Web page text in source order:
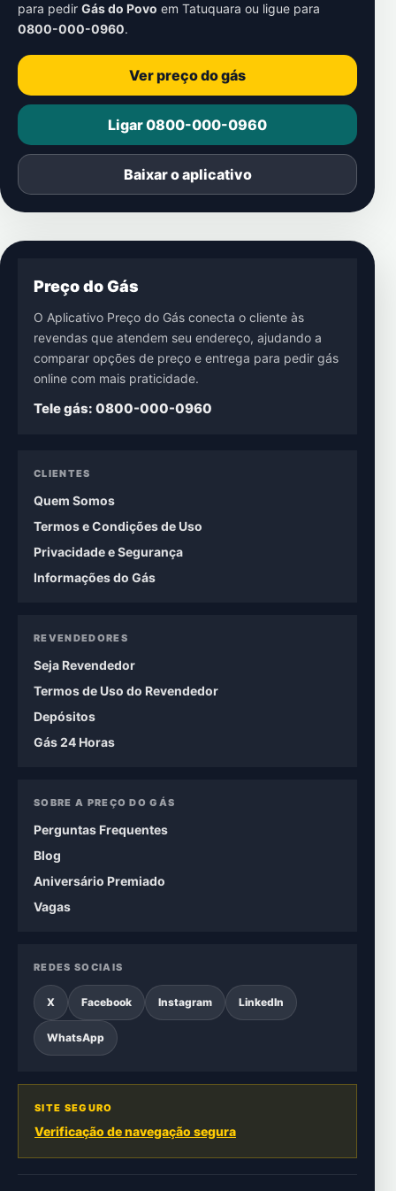
para pedir Gás do Povo em Tatuquara ou ligue para
0800-000-0960.
Ver preço do gás
Ligar 0800-000-0960
Baixar o aplicativo
Preço do Gás
O Aplicativo Preço do Gás conecta o cliente às
revendas que atendem seu endereço, ajudando a
comparar opções de preço e entrega para pedir gás
online com mais praticidade.
Tele gás: 0800-000-0960
CLIENTES
Quem Somos
Termos e Condições de Uso
Privacidade e Segurança
Informações do Gás
REVENDEDORES
Seja Revendedor
Termos de Uso do Revendedor
Depósitos
Gás 24 Horas
SOBRE A PREÇO DO GÁS
Perguntas Frequentes
Blog
Aniversário Premiado
Vagas
REDES SOCIAIS
X Facebook Instagram LinkedIn
WhatsApp
SITE SEGURO
Verificação de navegação segura